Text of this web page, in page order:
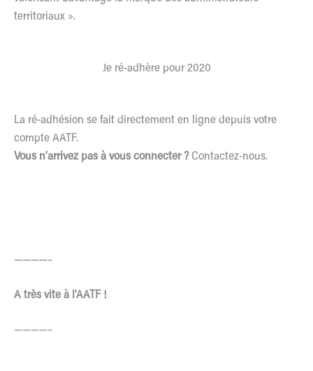
territoriaux ».
Je ré-adhère pour 2020
La ré-adhésion se fait directement en ligne depuis votre
compte AATF.
Vous n’arrivez pas à vous connecter ? Contactez-nous.
————–
A très vite à l’AATF !
————–